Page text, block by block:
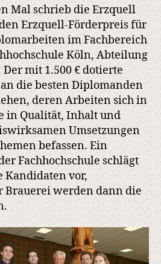
herausragende
Diplomarbeiten
Mal schrieb die Erzquell
Erzquell-Förderpreis für
im Fachbereich
Köln, Abteilung
Der mit 1.500 € dotierte
die besten Diplomanden
deren Arbeiten sich in
in Qualität, Inhalt und
Umsetzungen
befassen. Ein
Fachhochschule schlägt
Kandidaten vor,
Brauerei werden dann die